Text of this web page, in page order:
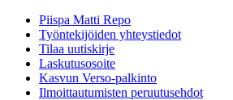
Piispa Matti Repo
Työntekijöiden yhteystiedot
Tilaa uutiskirje
Laskutusosoite
Kasvun Verso-palkinto
Ilmoittautumisten peruutusehdot